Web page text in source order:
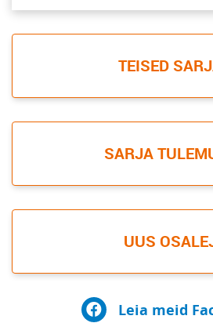
TEISED
SARJA
UUS
Leia meid